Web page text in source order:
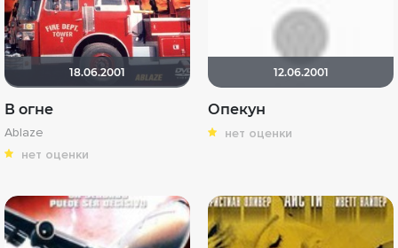
18.06.2001
В огне
Ablaze
нет оценки
12.06.2001
Опекун
нет оценки